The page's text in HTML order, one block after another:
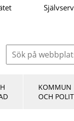
KOMMUN
OCH